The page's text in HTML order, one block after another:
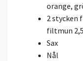
orange,
2 stycken
filtmun
Sax
Nål